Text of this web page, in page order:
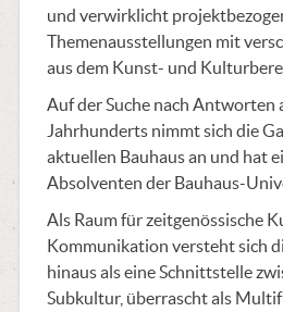
und verwirklicht
Themenausstellungen mit
aus dem Kunst- und
Auf der Suche nach Antworten
Jahrhunderts nimmt sich die
aktuellen Bauhaus an und hat
Absolventen der Bauhaus-
Als Raum für zeitgenössische
Kommunikation versteht sich
hinaus als eine Schnittstelle
Subkultur, überrascht als